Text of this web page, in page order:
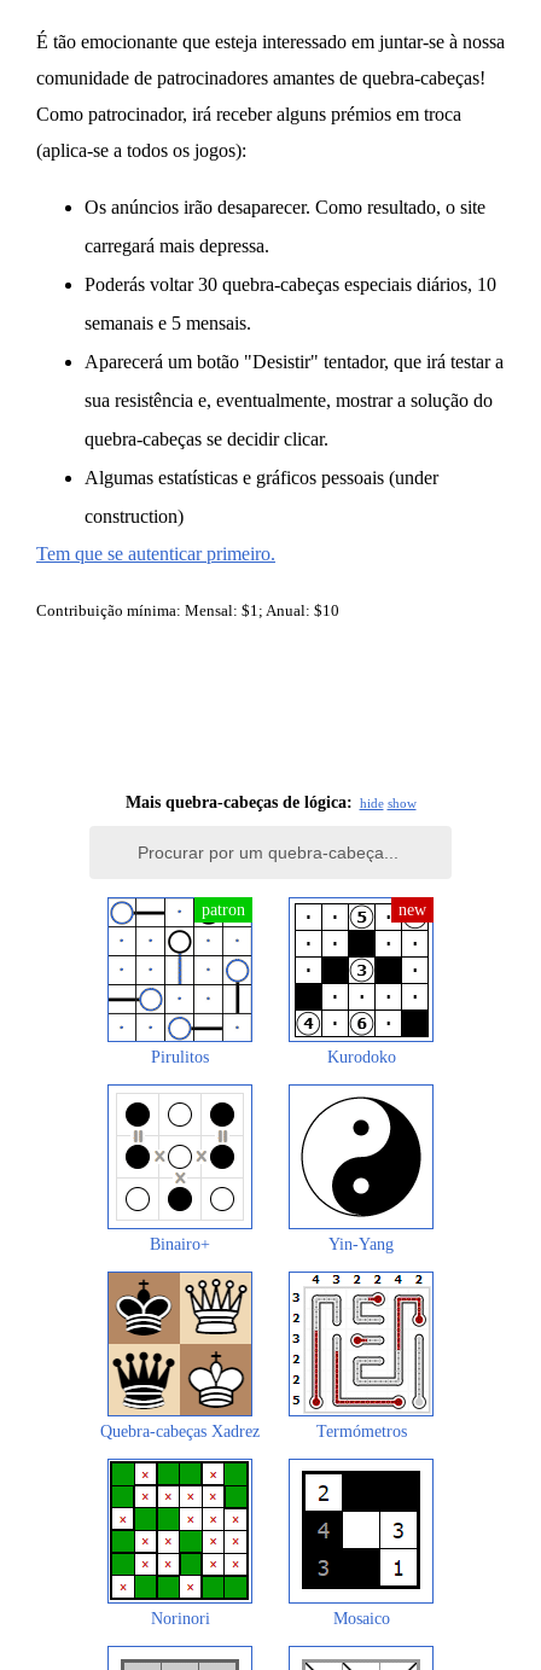
É tão emocionante que esteja interessado em juntar-se à nossa
comunidade de patrocinadores amantes de quebra-cabeças!
Como patrocinador, irá receber alguns prémios em troca
(aplica-se a todos os jogos):
Os anúncios irão desaparecer. Como resultado, o site
carregará mais depressa.
Poderás voltar 30 quebra-cabeças especiais diários, 10
semanais e 5 mensais.
Aparecerá um botão "Desistir" tentador, que irá testar a
sua resistência e, eventualmente, mostrar a solução do
quebra-cabeças se decidir clicar.
Algumas estatísticas e gráficos pessoais (under
construction)
Tem que se autenticar primeiro.
Contribuição mínima: Mensal: $1; Anual: $10
Mais quebra-cabeças de lógica: hide show
Pirulitos Kurodoko
Binairo+ Yin-Yang
Quebra-cabeças Xadrez Termómetros
Norinori Mosaico